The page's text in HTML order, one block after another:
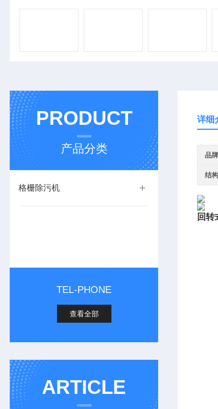
PRODUCT
产品分类
格栅除污机
TEL-PHONE
查看全部
ARTICLE
详细
品牌
结
回转